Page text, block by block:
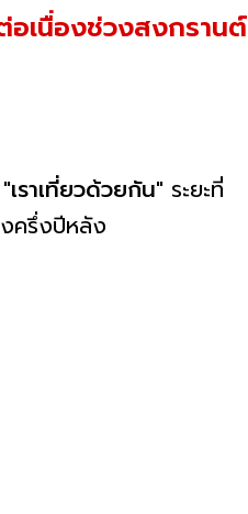
อเนื่องช่วงสงกรานต์
เราเที่ยวด้วยกัน" ระยะที่
ครึ่งปีหลัง